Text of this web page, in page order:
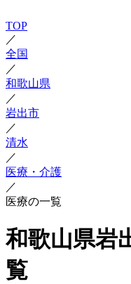
TOP
／
全国
／
和歌山県
／
岩出市
／
清水
／
医療・介護
／
医療の一覧
和歌山県岩
覧